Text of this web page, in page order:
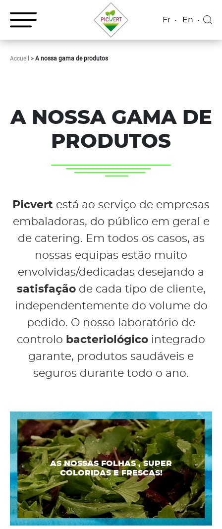
Fr En
Accueil >A nossa gama de produtos
A NOSSA GAMA DE
PRODUTOS
Picvert está ao serviço de empresas
embaladoras, do público em geral e
de catering. Em todos os casos, as
nossas equipas estão muito
envolvidas/dedicadas desejando a
satisfaçãode cada tipo de cliente,
independentemente do volume do
pedido. O nosso laboratório de
controlo bacteriológico integrado
garante, produtos saudáveis ​​e
seguros durante todo o ano.
AS NOSSAS FOLHAS , SUPER
COLORIDAS E FRESCAS!